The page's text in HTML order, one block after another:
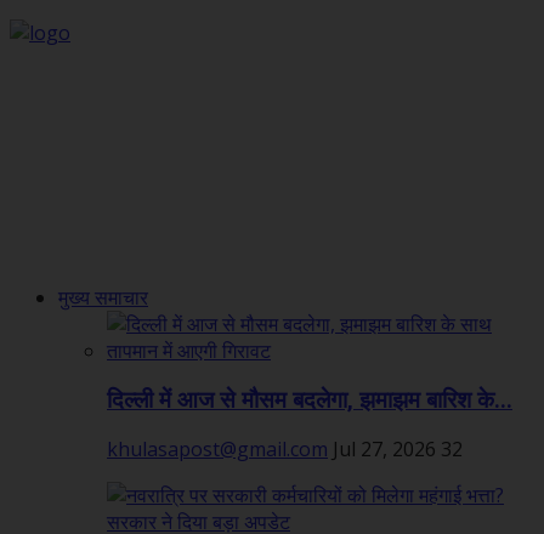
मुख्य समाचार
दिल्ली में आज से मौसम बदलेगा, झमाझम बारिश के...
khulasapost@gmail.com Jul 27, 2026 32